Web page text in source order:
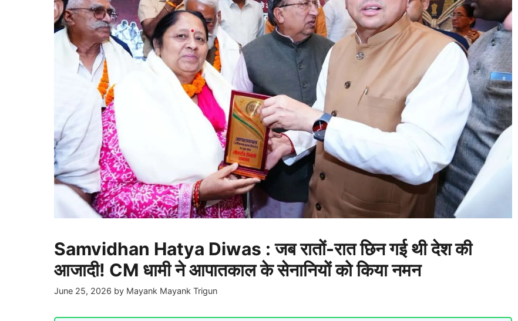
Samvidhan Hatya Diwas : जब रातों-रात छिन गई थी देश की
आजादी! CM धामी ने आपातकाल के सेनानियों को किया नमन
June 25, 2026 by Mayank Mayank Trigun